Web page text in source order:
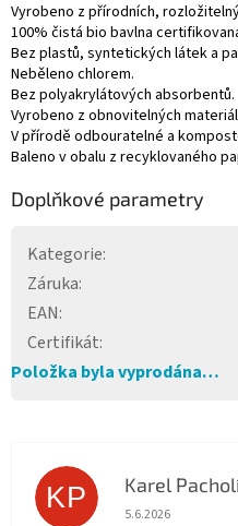
Vyrobeno z přírodních,
100% čistá bio bavlna
Bez plastů, syntetických látek a
Neběleno chlorem.
Bez polyakrylátových absorbentů.
Vyrobeno z obnovitelných
V přírodě odbouratelné a
Baleno v obalu z recyklovaného
Doplňkové parametry
Kategorie:
Záruka:
EAN:
Certifikát:
Položka byla vyprodána…
KP Karel
Hodnocení
5.6.2026